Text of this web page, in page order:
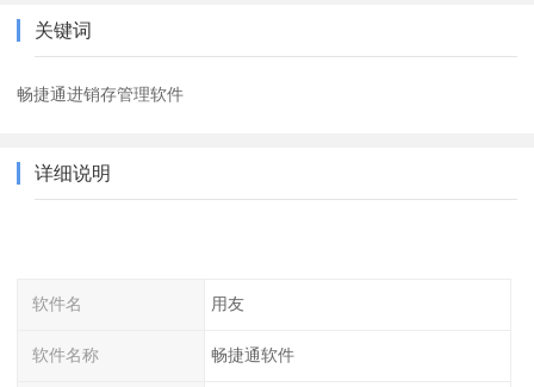
关键词
畅捷通进销存管理软件
详细说明
软件名 用友
软件名称 畅捷通软件